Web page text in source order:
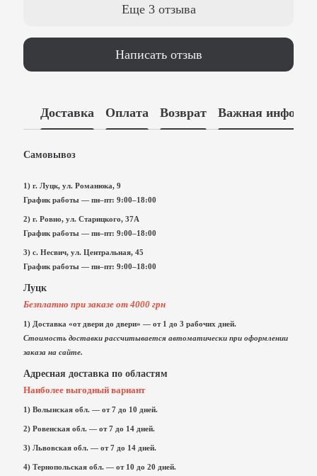
Еще 3 отзыва
Написать отзыв
Доставка Оплата Возврат Важная
Самовывоз
1) г. Луцк, ул. Романюка, 9
График работы — пн–пт: 9:00–18:00
2) г. Ровно, ул. Старицкого, 37А
График работы — пн–пт: 9:00–18:00
3) с. Несвич, ул. Центральная, 45
График работы — пн–пт: 9:00–18:00
Луцк
Безплатно при заказе от 4000 грн
1) Доставка «от двери до двери» — от 1 до 3 рабочих дней.
Стоимость доставки рассчитывается автоматически при оформлении
заказа на сайте.
Адресная доставка по областям
Наиболее выгодный вариант
1) Волынская обл. — от 7 до 10 дней.
2) Ровенская обл. — от 7 до 14 дней.
3) Львовская обл. — от 7 до 14 дней.
4) Тернопольская обл. — от 10 до 20 дней.